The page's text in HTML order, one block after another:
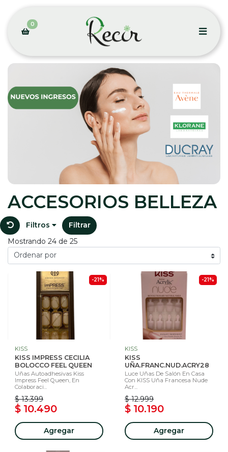
0
ACCESORIOS BELLEZA
Filtros
Filtrar
Mostrando 24 de 25
-21%
KISS
KISS IMPRESS CECILIA
BOLOCCO FEEL QUEEN
Uñas Autoadhesivas Kiss
Impress Feel Queen, En
Colaboraci...
$ 13.399
$ 10.490
Agregar
-21%
KISS
KISS
UÑA.FRANC.NUD.ACRY28
Luce Uñas De Salón En Casa
Con KISS Uña Francesa Nude
Acr...
$ 12.999
$ 10.190
Agregar